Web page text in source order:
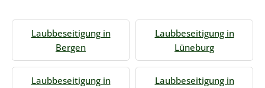
Laubbeseitigung in
Bergen
Laubbeseitigung in
Lüneburg
Laubbeseitigung in
Laubbeseitigung in